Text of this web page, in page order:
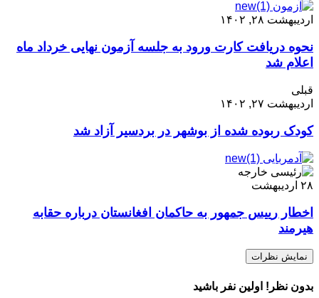
اردیبهشت ۲۸, ۱۴۰۲
نحوه دریافت کارت ورود به جلسه آزمون نهایی خرداد ماه
اعلام شد
قبلی
اردیبهشت ۲۷, ۱۴۰۲
کودک ربوده شده از بوشهر در بردسیر آزاد شد
۲۸ اردیبهشت
اخطار رییس جمهور به حاکمان افغانستان درباره حقابه
هیرمند
نمایش نظرات
بدون نظر! اولین نفر باشید